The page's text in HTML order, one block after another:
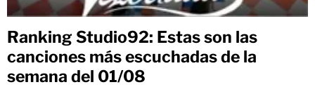
Ranking Studio92: Estas son las
canciones más escuchadas de la
semana del 01/08